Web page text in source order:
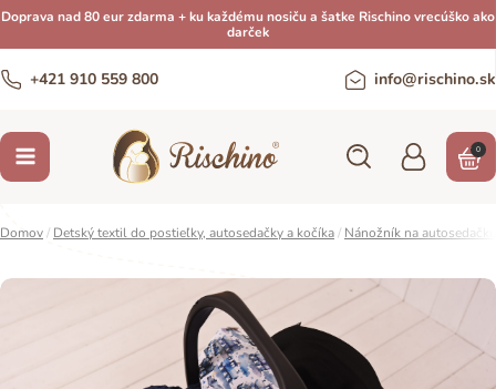
Doprava nad 80 eur zdarma + ku každému nosiču a šatke Rischino vrecúško ako
darček
+421 910 559 800 info@rischino.sk
0
Domov/ Detský textil do postieľky, autosedačky a kočíka/ Nánožník na